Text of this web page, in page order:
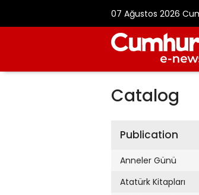
07 Ağustos 2026
Catalog
Publication
Anneler Günü
Atatürk Kitapları